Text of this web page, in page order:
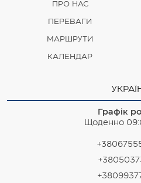
ПРО НАС
ПЕРЕВАГИ
МАРШРУТИ
КАЛЕНДАР
Графік
Щоденно